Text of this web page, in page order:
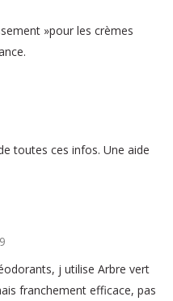
»pour les crèmes
toutes ces infos. Une aide
j utilise Arbre vert
franchement efficace, pas